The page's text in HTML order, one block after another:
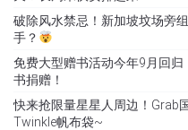
破除风水禁忌！新加坡坟场旁
手？
免费大型赠书活动今年9月回归
书捐赠！
快来抢限量星星人周边！Grab
Twinkle帆布袋~